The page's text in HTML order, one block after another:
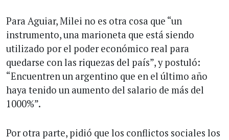
Para Aguiar, Milei no es otra cosa que “un
instrumento, una marioneta que está siendo
utilizado por el poder económico real para
quedarse con las riquezas del país”, y postuló:
“Encuentren un argentino que en el último año
haya tenido un aumento del salario de más del
1000%”.
Por otra parte, pidió que los conflictos sociales los